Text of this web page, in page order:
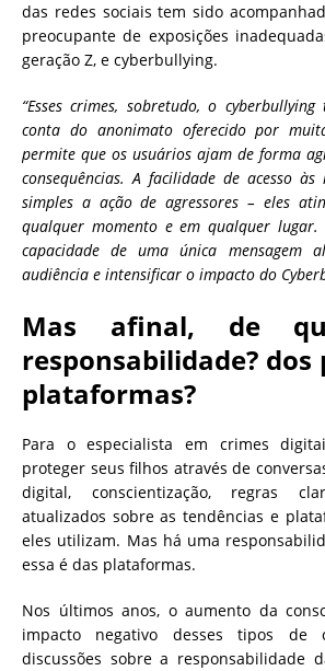
das redes sociais tem sido
preocupante de exposições
geração Z, e cyberbullying.
“Esses crimes, sobretudo, o
conta do anonimato oferecido por
permite que os usuários ajam de forma
consequências. A facilidade de acesso
simples a ação de agressores – eles
qualquer momento e em qualquer lugar.
capacidade de uma única mensagem
audiência e intensificar o impacto do
Mas afinal, de
responsabilidade? dos
plataformas?
Para o especialista em crimes
proteger seus filhos através de
digital, conscientização, regras
atualizados sobre as tendências e
eles utilizam. Mas há uma
essa é das plataformas.
Nos últimos anos, o aumento da
impacto negativo desses tipos de
discussões sobre a responsabilidade